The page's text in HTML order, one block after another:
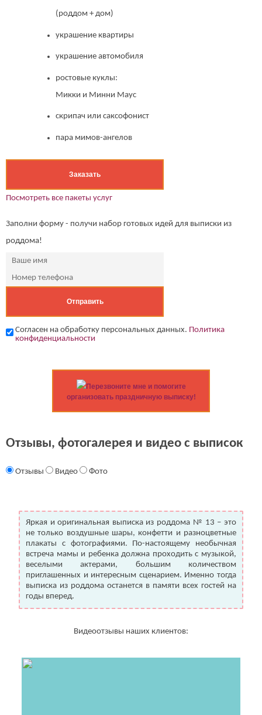
(роддом + дом)
украшение квартиры
украшение автомобиля
ростовые куклы:
Микки и Минни Маус
скрипач или саксофонист
пара мимов-ангелов
Заказать
Посмотреть все пакеты услуг
Заполни форму - получи набор готовых идей для выписки из
роддома!
Согласен на обработку персональных данных. Политика
конфиденциальности
Перезвоните мне и помогите
организовать праздничную выписку!
Отзывы, фотогалерея и видео с выписок
Отзывы Видео Фото
Яркая и оригинальная выписка из роддома № 13 – это
не только воздушные шары, конфетти и разноцветные
плакаты с фотографиями. По-настоящему необычная
встреча мамы и ребенка должна проходить с музыкой,
веселыми актерами, большим количеством
приглашенных и интересным сценарием. Именно тогда
выписка из роддома останется в памяти всех гостей на
годы вперед.
Видеоотзывы наших клиентов: